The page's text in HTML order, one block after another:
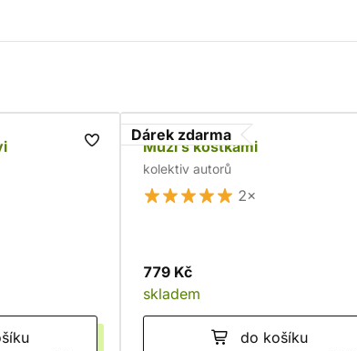
Dárek zdarma
Muži s kostkami
kolektiv autorů
2×
779 Kč
skladem
do košíku